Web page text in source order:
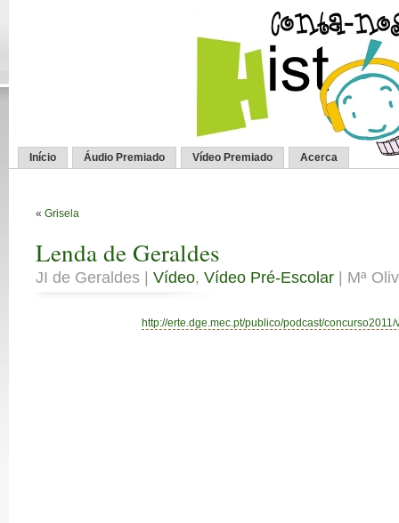
Início Áudio Premiado Vídeo Premiado Acerca
« Grisela
Lenda de Geraldes
JI de Geraldes | Vídeo, Vídeo Pré-Escolar | Mª
http://erte.dge.mec.pt/publico/podcast/